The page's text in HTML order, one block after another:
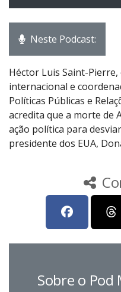
Neste Podcast:
Héctor Luis Saint-
internacional e
Políticas Públicas e
acredita que a morte de
ação política para
presidente dos EUA,
Sobre o Pod